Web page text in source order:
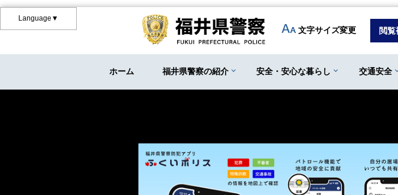
Language▼
文字サイズ変更 閲覧
ホーム 福井県警察の紹介 安全・安心な暮らし 交通安全